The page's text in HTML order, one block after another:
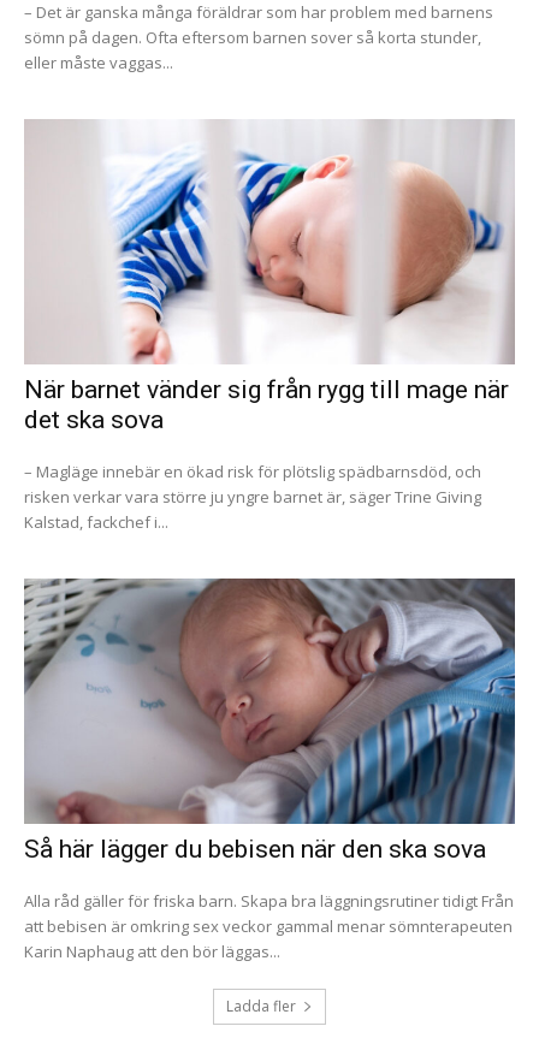
– Det är ganska många föräldrar som har problem med barnens
sömn på dagen. Ofta eftersom barnen sover så korta stunder,
eller måste vaggas...
När barnet vänder sig från rygg till mage när
det ska sova
– Magläge innebär en ökad risk för plötslig spädbarnsdöd, och
risken verkar vara större ju yngre barnet är, säger Trine Giving
Kalstad, fackchef i...
Så här lägger du bebisen när den ska sova
Alla råd gäller för friska barn. Skapa bra läggningsrutiner tidigt Från
att bebisen är omkring sex veckor gammal menar sömnterapeuten
Karin Naphaug att den bör läggas...
Ladda fler